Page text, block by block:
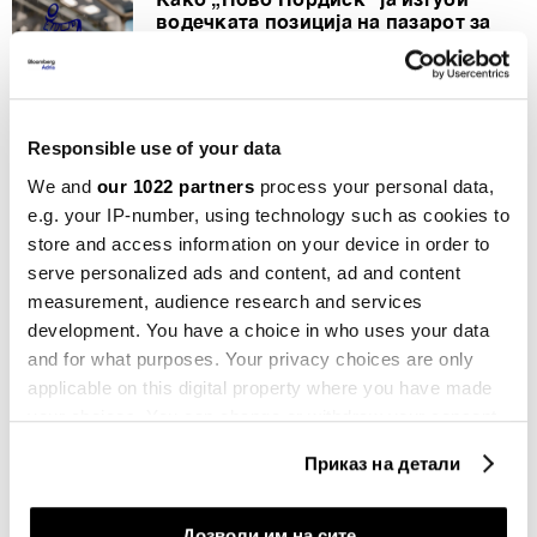
Responsible use of your data
We and our 1022 partners process your personal data,
e.g. your IP-number, using technology such as cookies to
store and access information on your device in order to
serve personalized ads and content, ad and content
measurement, audience research and services
development. You have a choice in who uses your data
and for what purposes. Your privacy choices are only
applicable on this digital property where you have made
your choices. You can change or withdraw your consent
If you allow, we would also like to:
Приказ на детали
водечката позиција на пазарот за
бидејќи нема договор меѓу Оман и
Иран за Ормуз
Зад потезите на Бесент, Волстрит
гледа знаци на загриженост на
пазарот на обврзници
пред 2 часа
СИТЕ НОВОСТИ ОД РУБРИКАТА БИЗНИС